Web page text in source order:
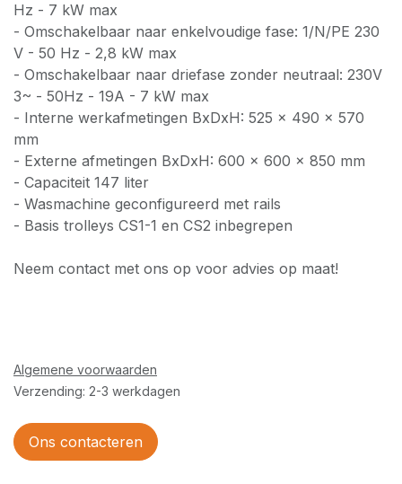
Hz - 7 kW max
- Omschakelbaar naar enkelvoudige fase: 1/N/PE 230
V - 50 Hz - 2,8 kW max
- Omschakelbaar naar driefase zonder neutraal: 230V
3~ - 50Hz - 19A - 7 kW max
- Interne werkafmetingen BxDxH: 525 x 490 x 570
mm
- Externe afmetingen BxDxH: 600 x 600 x 850 mm
- Capaciteit 147 liter
- Wasmachine geconfigureerd met rails
- Basis trolleys CS1-1 en CS2 inbegrepen
Neem contact met ons op voor advies op maat!
Algemene voorwaarden
Verzending: 2-3 werkdagen
Ons contacteren